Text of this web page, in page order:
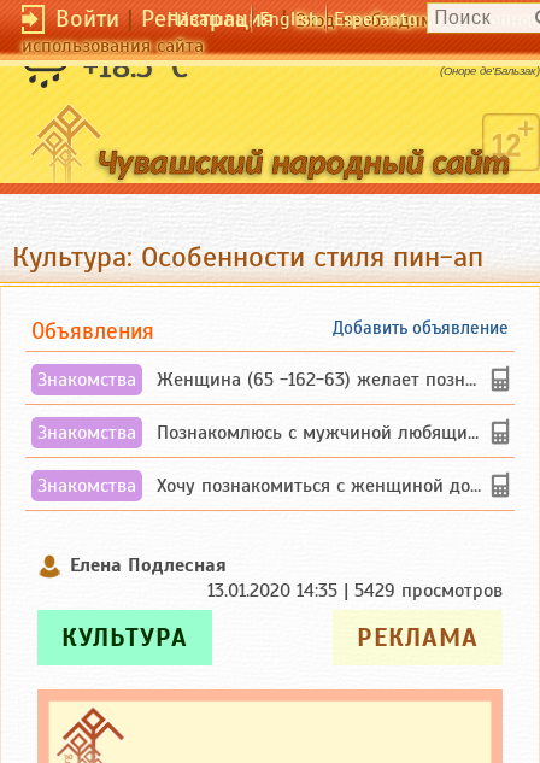
Войти|Регистрация|Вход необходим для
использования сайта
Чӑвашла English Esperanto
+18.5 °C Хорошее приходит пока мы спим.
(Оноре де'Бальзак)
Культура: Особенности стиля пин-ап
Добавить объявление
Объявления
Знакомства Женщина (65 -162-63) желает познакомиться с одиноким, добродушным, без вредных ...
Знакомства Познакомлюсь с мужчиной любящим танцевать и петь на родном чувашском языке
Знакомства Хочу познакомиться с женщиной до 55 лет чувашской или русской национальности дл...
Елена Подлесная
13.01.2020 14:35 | 5429 просмотров
РЕКЛАМА
КУЛЬТУРА